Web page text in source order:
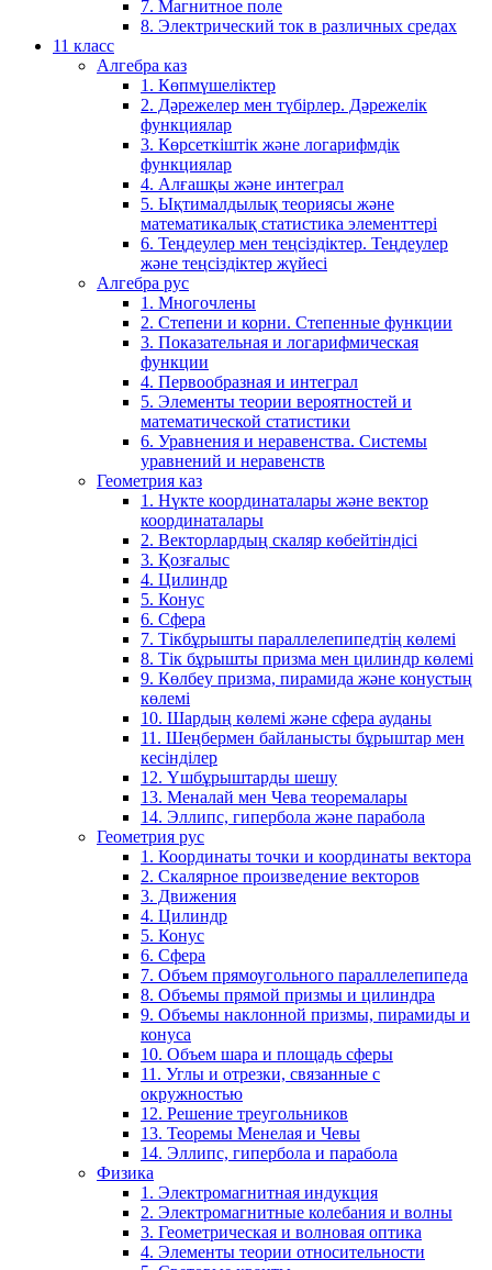
7. Магнитное поле
8. Электрический ток в различных средах
11 класс
Алгебра каз
1. Көпмүшеліктер
2. Дәрежелер мен түбірлер. Дәрежелік
функциялар
3. Көрсеткіштік және логарифмдік
функциялар
4. Алғашқы және интеграл
5. Ықтималдылық теориясы және
математикалық статистика элементтері
6. Теңдеулер мен теңсіздіктер. Теңдеулер
және теңсіздіктер жүйесі
Алгебра рус
1. Многочлены
2. Степени и корни. Степенные функции
3. Показательная и логарифмическая
функции
4. Первообразная и интеграл
5. Элементы теории вероятностей и
математической статистики
6. Уравнения и неравенства. Системы
уравнений и неравенств
Геометрия каз
1. Нүкте координаталары және вектор
координаталары
2. Векторлардың скаляр көбейтіндісі
3. Қозғалыс
4. Цилиндр
5. Конус
6. Сфера
7. Тікбұрышты параллелепипедтің көлемі
8. Тік бұрышты призма мен цилиндр көлемі
9. Көлбеу призма, пирамида және конустың
көлемі
10. Шардың көлемі және сфера ауданы
11. Шеңбермен байланысты бұрыштар мен
кесінділер
12. Үшбұрыштарды шешу
13. Меналай мен Чева теоремалары
14. Эллипс, гипербола және парабола
Геометрия рус
1. Координаты точки и координаты вектора
2. Скалярное произведение векторов
3. Движения
4. Цилиндр
5. Конус
6. Сфера
7. Объем прямоугольного параллелепипеда
8. Объемы прямой призмы и цилиндра
9. Объемы наклонной призмы, пирамиды и
конуса
10. Объем шара и площадь сферы
11. Углы и отрезки, связанные с
окружностью
12. Решение треугольников
13. Теоремы Менелая и Чевы
14. Эллипс, гипербола и парабола
Физика
1. Электромагнитная индукция
2. Электромагнитные колебания и волны
3. Геометрическая и волновая оптика
4. Элементы теории относительности